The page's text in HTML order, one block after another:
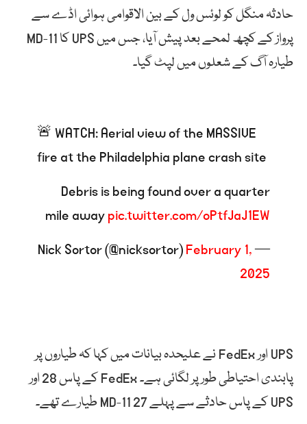
حادثہ منگل کو لوئس ول کے بین الاقوامی ہوائی اڈے سے
پرواز کے کچھ لمحے بعد پیش آیا، جس میں UPS کا MD-11
طیارہ آگ کے شعلوں میں لپٹ گیا۔
🚨 WATCH: Aerial view of the MASSIVE
fire at the Philadelphia plane crash site
Debris is being found over a quarter
mile awaypic.twitter.com/oPtfJaJ1EW
— Nick Sortor (@nicksortor)
February 1,
2025
UPS اور FedEx نے علیحدہ بیانات میں کہا کہ طیاروں پر
پابندی احتیاطی طور پر لگائی ہے۔ FedEx کے پاس 28 اور
UPS کے پاس حادثے سے پہلے 27 MD-11 طیارے تھے۔